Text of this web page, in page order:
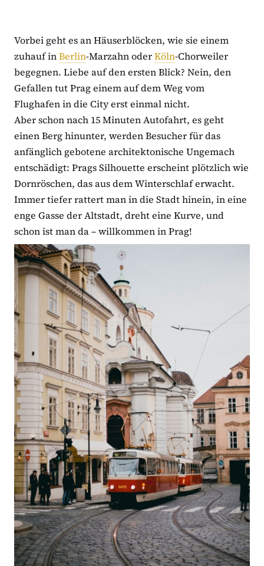
Vorbei geht es an Häuserblöcken, wie sie einem
zuhauf inBerlin-Marzahn oderKöln-Chorweiler
begegnen. Liebe auf den ersten Blick? Nein, den
Gefallen tut Prag einem auf dem Weg vom
Flughafen in die City erst einmal nicht.
Aber schon nach 15 Minuten Autofahrt, es geht
einen Berg hinunter, werden Besucher für das
anfänglich gebotene architektonische Ungemach
entschädigt: Prags Silhouette erscheint plötzlich wie
Dornröschen, das aus dem Winterschlaf erwacht.
Immer tiefer rattert man in die Stadt hinein, in eine
enge Gasse der Altstadt, dreht eine Kurve, und
schon ist man da – willkommen in Prag!